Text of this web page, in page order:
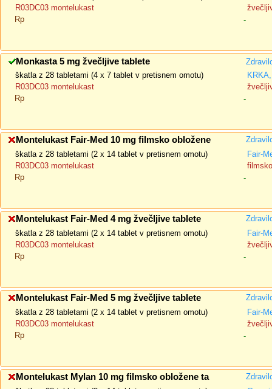
R03DC03 montelukast
Rp
-
Monkasta 5 mg žvečljive tablete
škatla z 28 tabletami (4 x 7 tablet v pretisnem omotu)
R03DC03 montelukast
Rp
-
Montelukast Fair-Med 10 mg filmsko obložene
škatla z 28 tabletami (2 x 14 tablet v pretisnem omotu)
Fair-
R03DC03 montelukast
Rp
-
Montelukast Fair-Med 4 mg žvečljive tablete
škatla z 28 tabletami (2 x 14 tablet v pretisnem omotu)
Fair-
R03DC03 montelukast
Rp
-
Montelukast Fair-Med 5 mg žvečljive tablete
škatla z 28 tabletami (2 x 14 tablet v pretisnem omotu)
Fair-
R03DC03 montelukast
Rp
-
Montelukast Mylan 10 mg filmsko obložene ta